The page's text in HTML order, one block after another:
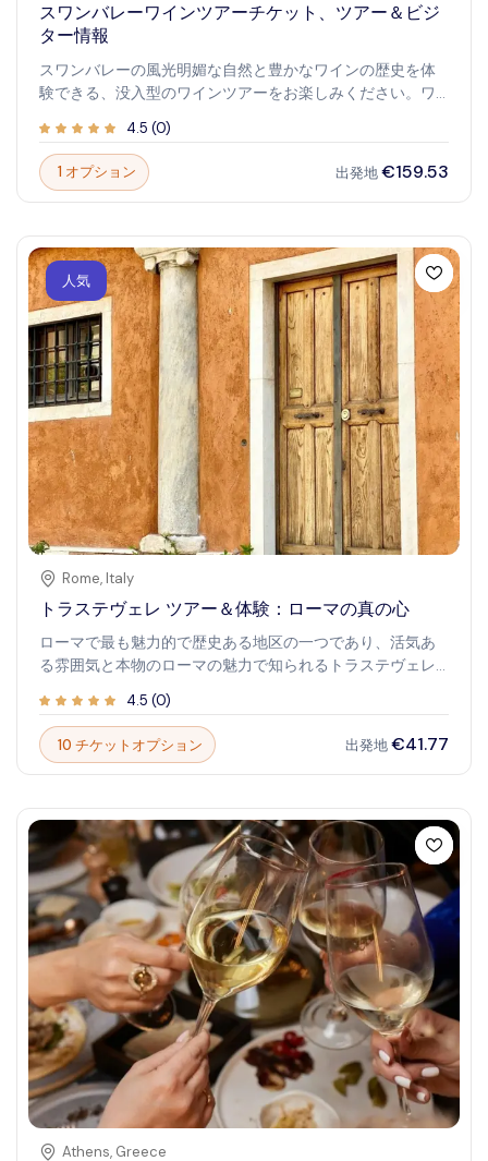
スワンバレーワインツアーチケット、ツアー＆ビジ
ター情報
スワンバレーの風光明媚な自然と豊かなワインの歴史を体
験できる、没入型のワインツアーをお楽しみください。ワ
ーストラリアの名高いブドウ園の本格的な味を堪能できま
す。絵のようなワイナリーを巡り、上質なワインを試飲
し、絶景と記憶に残るひとときを満喫してください。リラ
ックスしたい方や地元の味を探求したい冒険心あふれる方
す。
4.5 (0)
1 オプション 出発地€159.53
人気
Rome, Italy
トラステヴェレ ツアー＆体験：ローマの真の心
ローマで最も魅力的で歴史ある地区の一つであり、活気あ
る雰囲気と本物のローマの魅力で知られるトラステヴェレ
地区は、狭い石畳の道、中世の家々、絵のように美しい広
場が魅力的な迷路のように広がっています。トラステヴェ
レは、美食、職人の工房、活気あるナイトライフの中心地
であり、地元のローマの生活に深く浸る体験を提供しま
から、ライトアップされた路地を散策する夜の散歩まで、
トラステヴェレは時間と文化を巡る忘れられない旅を約束
し、訪問者が永遠の都の鼓動を真に感じられるようにしま
す。
4.5 (0)
10 チケットオプション 出発地€41.77
Athens, Greece